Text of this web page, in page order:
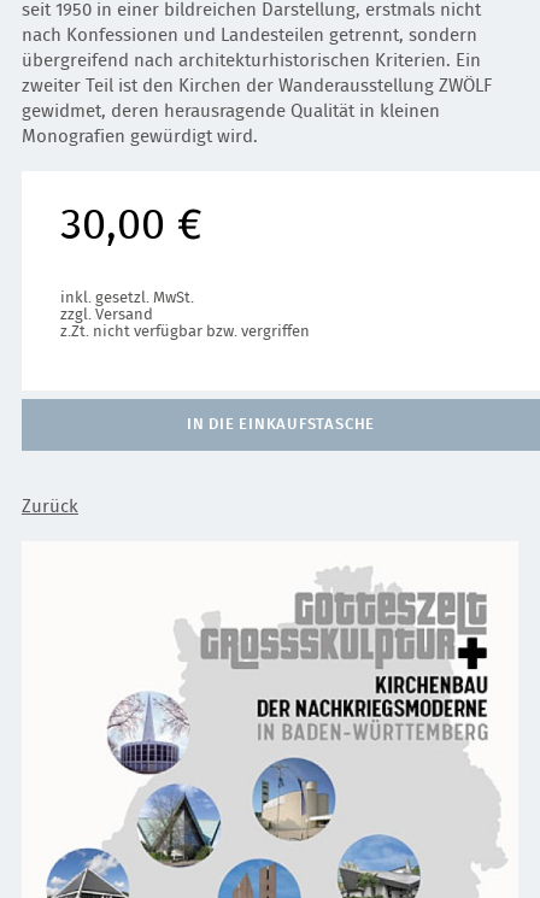
seit 1950 in einer bildreichen Darstellung, erstmals nicht
nach Konfessionen und Landesteilen getrennt, sondern
übergreifend nach architekturhistorischen Kriterien. Ein
zweiter Teil ist den Kirchen der Wanderausstellung ZWÖLF
gewidmet, deren herausragende Qualität in kleinen
Monografien gewürdigt wird.
30,00 €
inkl. gesetzl. MwSt.
zzgl. Versand
z.Zt. nicht verfügbar bzw. vergriffen
IN DIE EINKAUFSTASCHE
Zurück